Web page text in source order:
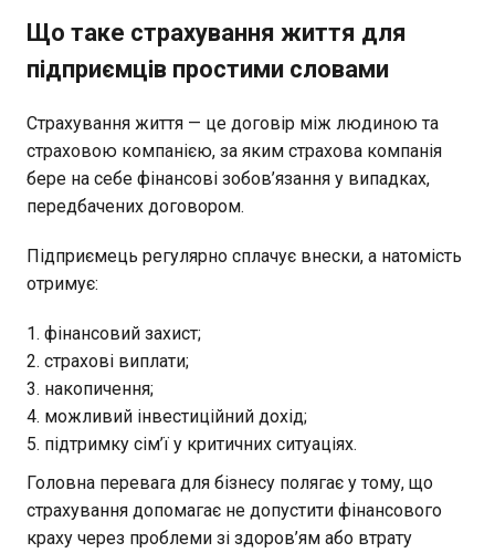
Що таке страхування життя для
підприємців простими словами
Страхування життя — це договір між людиною та
страховою компанією, за яким страхова компанія
бере на себе фінансові зобов’язання у випадках,
передбачених договором.
Підприємець регулярно сплачує внески, а натомість
отримує:
фінансовий захист;
страхові виплати;
накопичення;
можливий інвестиційний дохід;
підтримку сім’ї у критичних ситуаціях.
Головна перевага для бізнесу полягає у тому, що
страхування допомагає не допустити фінансового
краху через проблеми зі здоров’ям або втрату